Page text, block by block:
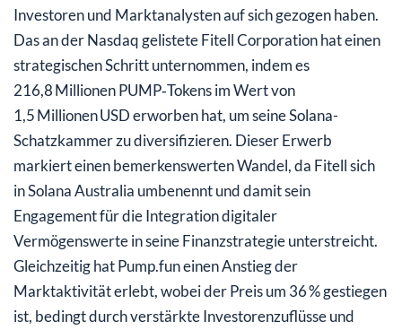
Investoren und Marktanalysten auf sich gezogen haben.
Das an der Nasdaq gelistete Fitell Corporation hat einen
strategischen Schritt unternommen, indem es
216,8 Millionen PUMP‑Tokens im Wert von
1,5 Millionen USD erworben hat, um seine Solana-
Schatzkammer zu diversifizieren. Dieser Erwerb
markiert einen bemerkenswerten Wandel, da Fitell sich
in Solana Australia umbenennt und damit sein
Engagement für die Integration digitaler
Vermögenswerte in seine Finanzstrategie unterstreicht.
Gleichzeitig hat Pump.fun einen Anstieg der
Marktaktivität erlebt, wobei der Preis um 36 % gestiegen
ist, bedingt durch verstärkte Investorenzuflüsse und